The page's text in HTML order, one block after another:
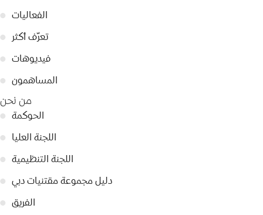
● الفعاليات
●
تعرّف أكثر
● فيديوهات
● المساهمون
من نحن
● الحوكمة
● اللجنة العليا
● اللجنة التنظيمية
● دليل مجموعة مقتنيات دبي
● الفريق